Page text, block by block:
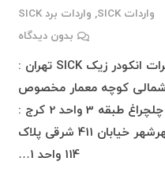
واردات SICK
, واردات برد SICK
بدون دیدگاه
تعمیرات انکودر زیک SICK تهران :
شمالی کوچه معمار مخصوص
پاساژ چلچراغ طبقه 3 واحد 2 کرج :
فاز 4 مهرشهر خیابان 411 شرقی پلاک
114 واحد 1…